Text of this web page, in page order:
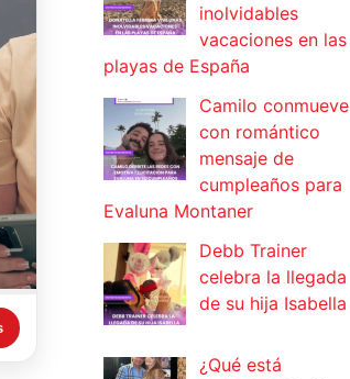
inolvidables
vacaciones en las
playas de España
Camilo conmueve
con romántico
mensaje de
cumpleaños para
Evaluna Montaner
Debb Trainer
celebra la llegada
de su hija Isabella
¿Qué está